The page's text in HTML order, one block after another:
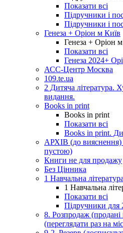
Показати всі
Підручники і
Підручники і
Генеза + Оріон м Київ
Генеза + Оріон
Показати всі
Генеза 2024+
АСС-Центр Москва
109.te.ua
2 Дитяча література.
видання.
Books in print
Books in print
Показати всі
Books in print.
АРХІВ (до вияснення)
пустою)
Книги не для продажу
Без Цінника
1 Навчальна література
1 Навчальна
Показати всі
Підручники для
8. Розпродаж (продані
(переглядати раз на